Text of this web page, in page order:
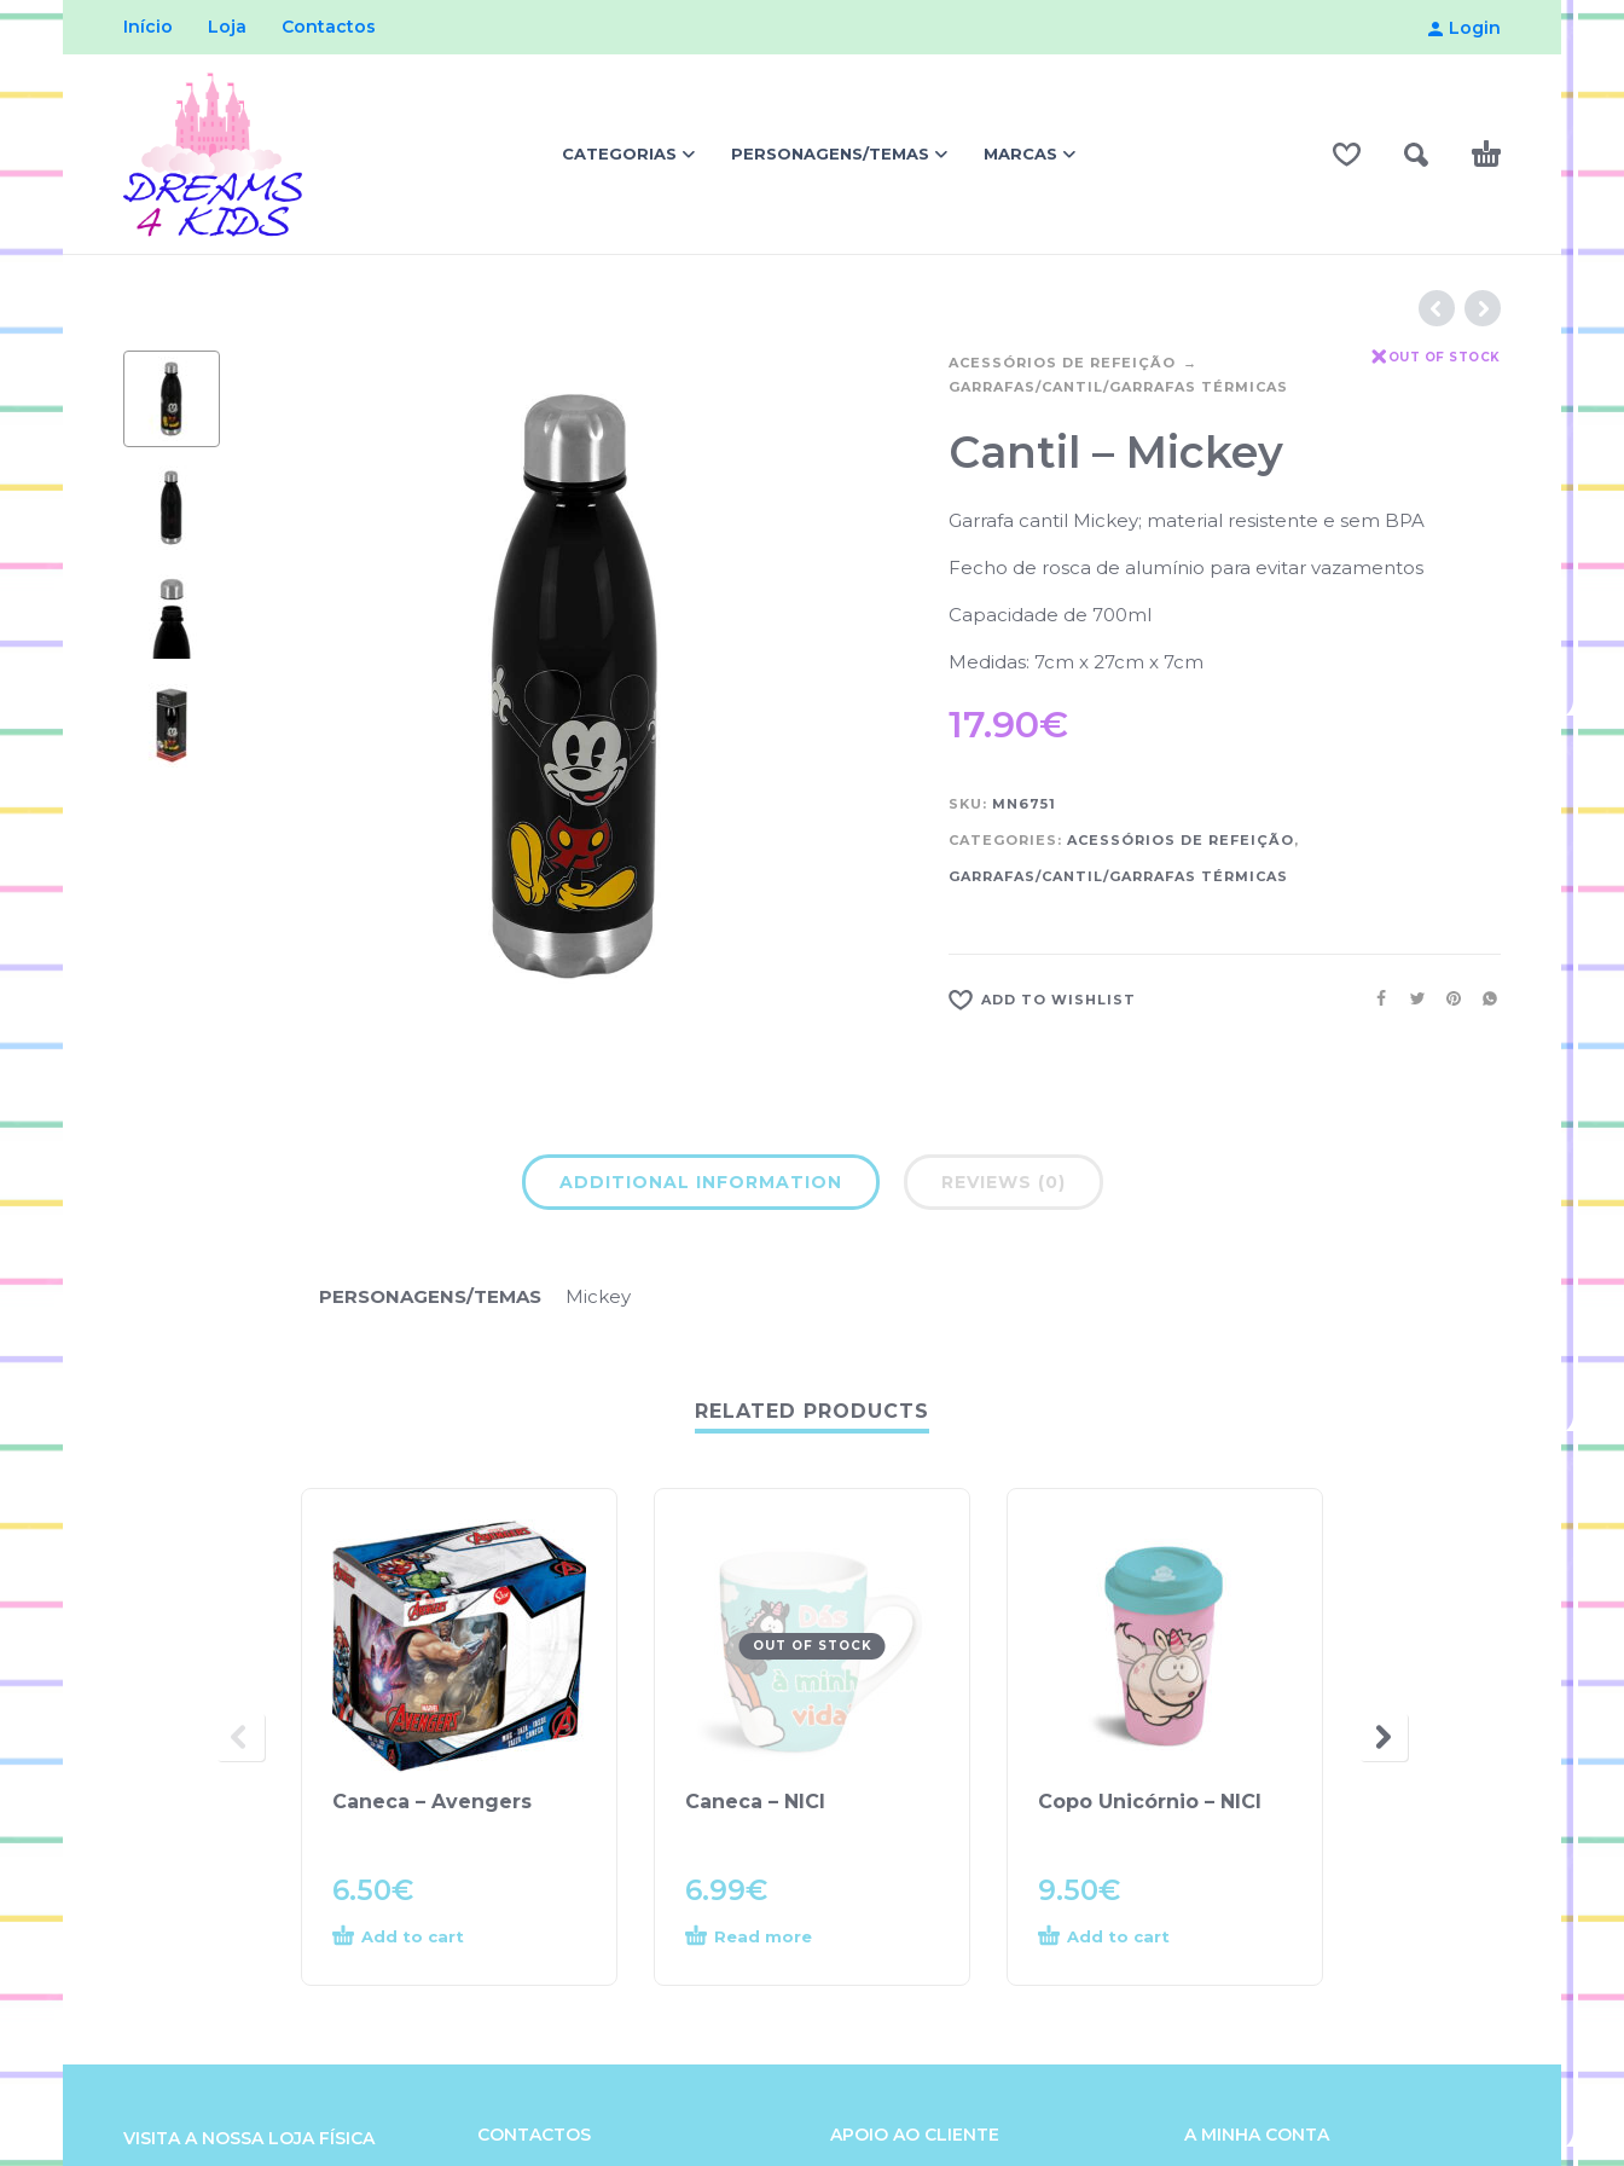
Início Loja Contactos Login
CATEGORIAS PERSONAGENS/TEMAS MARCAS
ACESSÓRIOS DE REFEIÇÃO
GARRAFAS/CANTIL/GARRAFAS TÉRMICAS
OUT OF STOCK
Cantil – Mickey
Garrafa cantil Mickey; material resistente e sem BPA
Fecho de rosca de alumínio para evitar vazamentos
Capacidade de 700ml
Medidas: 7cm x 27cm x 7cm
17.90€
SKU: MN6751
CATEGORIES: ACESSÓRIOS DE REFEIÇÃO,
GARRAFAS/CANTIL/GARRAFAS TÉRMICAS
ADD TO WISHLIST
ADDITIONAL INFORMATION REVIEWS (0)
PERSONAGENS/TEMAS Mickey
RELATED PRODUCTS
Caneca – Avengers
6.50€
Add to cart
OUT OF STOCK
Caneca – NICI
6.99€
Read more
Copo Unicórnio – NICI
9.50€
Add to cart
VISITA A NOSSA LOJA FÍSICA
CONTACTOS APOIO AO CLIENTE A MINHA CONTA